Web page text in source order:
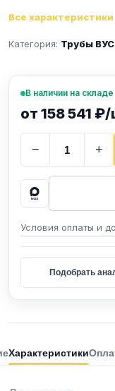
Все характеристики
Категория: Трубы ВУС
В наличии на складе
от 158 541
− +
Условия оплаты и
Подобрать
Характеристики